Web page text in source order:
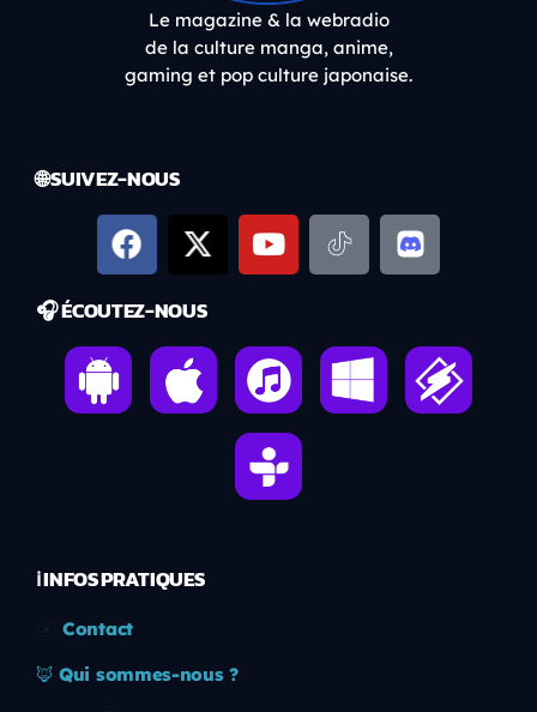
Le magazine & la webradio
de la culture manga, anime,
gaming et pop culture japonaise.
🌐 SUIVEZ-NOUS
🎧 ÉCOUTEZ-NOUS
ℹ️ INFOS PRATIQUES
Contact
🦊 Qui sommes-nous ?